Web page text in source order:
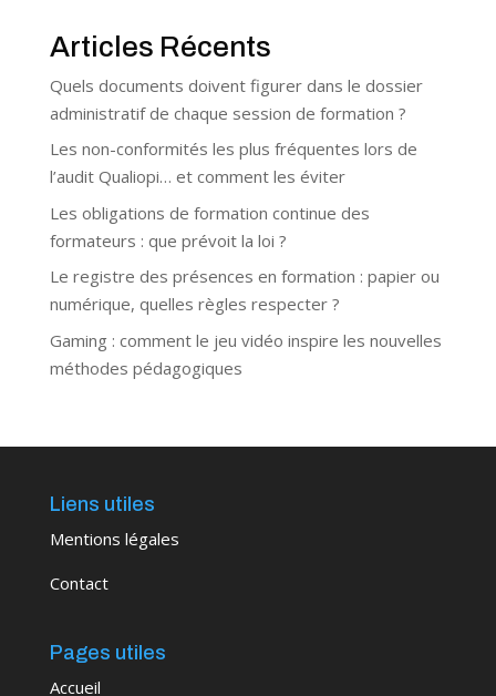
Articles Récents
Quels documents doivent figurer dans le dossier
administratif de chaque session de formation ?
Les non-conformités les plus fréquentes lors de
l’audit Qualiopi… et comment les éviter
Les obligations de formation continue des
formateurs : que prévoit la loi ?
Le registre des présences en formation : papier ou
numérique, quelles règles respecter ?
Gaming : comment le jeu vidéo inspire les nouvelles
méthodes pédagogiques
Liens utiles
Mentions légales
Contact
Pages utiles
Accueil